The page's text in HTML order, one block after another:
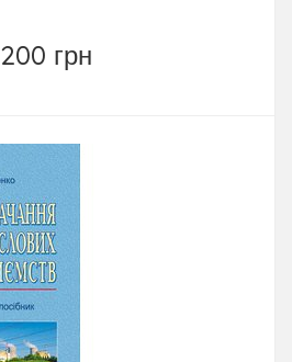
200 грн